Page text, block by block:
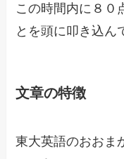
この時間内に８０
とを頭に叩き込ん
文章の特徴
東大英語のおおま